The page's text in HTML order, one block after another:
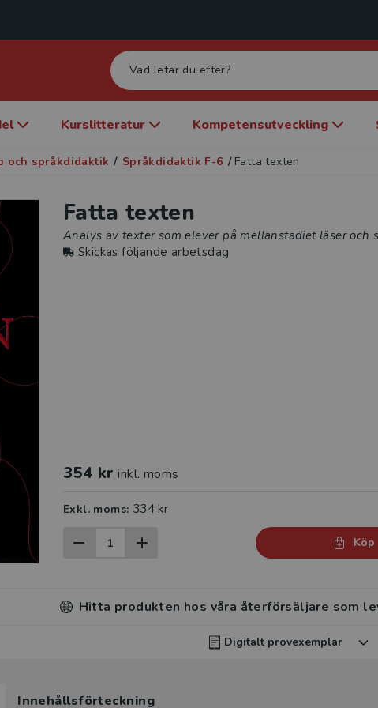
Kurslitteratur Kompetensutveckling
och språkdidaktik / Språkdidaktik F-6 / Fatta texten
Fatta texten
Analys av texter som elever på mellanstadiet läser och
Skickas följande arbetsdag
354 kr inkl. moms
Exkl. moms: 334 kr
Köp
Hitta produkten hos våra återförsäljare som
Digitalt provexemplar
här produkten.
Innehållsförteckning